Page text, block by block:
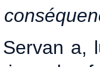
a,